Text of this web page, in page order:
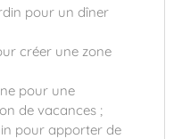
pour un dîner
créer une zone
pour une
de vacances ;
pour apporter de